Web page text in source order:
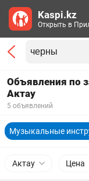
Объявления по
Актау
5 объявлений
Музыкальные
Актау Цена
Kaspi.kz
Открыть в